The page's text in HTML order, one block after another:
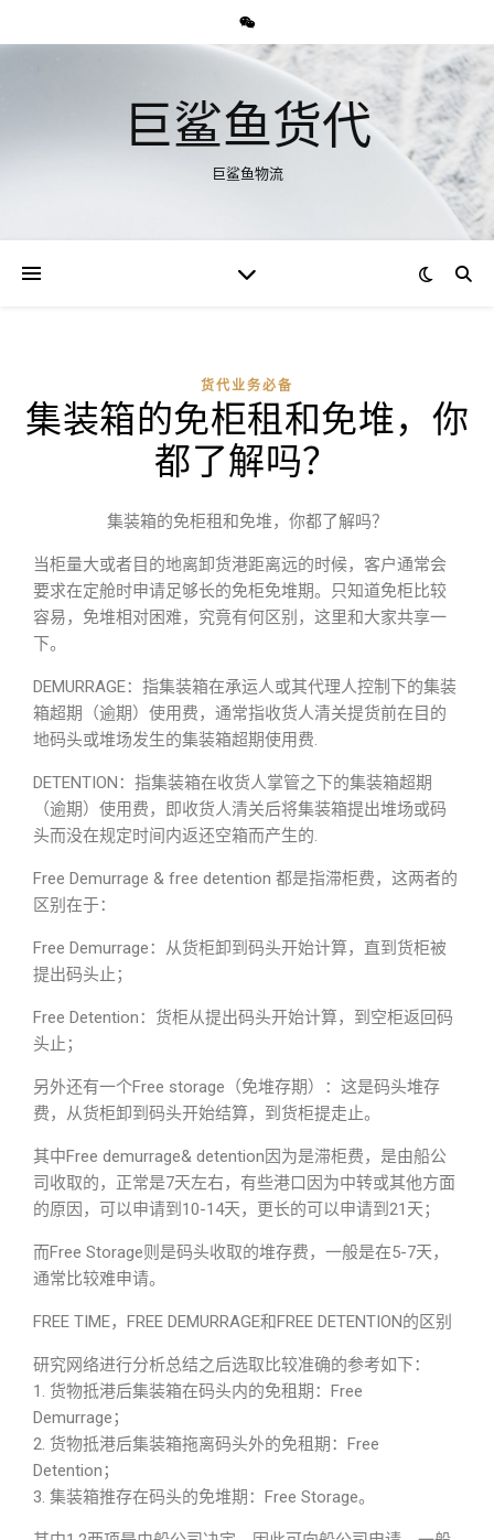
巨鲨鱼货代
巨鲨鱼物流
货代业务必备
集装箱的免柜租和免堆，你
都了解吗？
集装箱的免柜租和免堆，你都了解吗？
当柜量大或者目的地离卸货港距离远的时候，客户通常会
要求在定舱时申请足够长的免柜免堆期。只知道免柜比较
容易，免堆相对困难，究竟有何区别，这里和大家共享一
下。
DEMURRAGE：指集装箱在承运人或其代理人控制下的集装
箱超期（逾期）使用费，通常指收货人清关提货前在目的
地码头或堆场发生的集装箱超期使用费.
DETENTION：指集装箱在收货人掌管之下的集装箱超期
（逾期）使用费，即收货人清关后将集装箱提出堆场或码
头而没在规定时间内返还空箱而产生的.
Free Demurrage & free detention 都是指滞柜费，这两者的
区别在于：
Free Demurrage：从货柜卸到码头开始计算，直到货柜被
提出码头止；
Free Detention：货柜从提出码头开始计算，到空柜返回码
头止；
另外还有一个Free storage（免堆存期）：这是码头堆存
费，从货柜卸到码头开始结算，到货柜提走止。
其中Free demurrage& detention因为是滞柜费，是由船公
司收取的，正常是7天左右，有些港口因为中转或其他方面
的原因，可以申请到10-14天，更长的可以申请到21天；
而Free Storage则是码头收取的堆存费，一般是在5-7天，
通常比较难申请。
FREE TIME，FREE DEMURRAGE和FREE DETENTION的区别
研究网络进行分析总结之后选取比较准确的参考如下：
1. 货物抵港后集装箱在码头内的免租期：Free
Demurrage；
2. 货物抵港后集装箱拖离码头外的免租期：Free
Detention；
3. 集装箱推存在码头的免堆期：Free Storage。